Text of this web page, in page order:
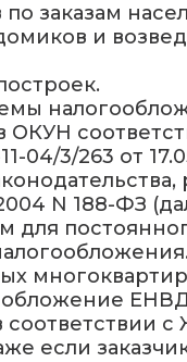
заказам
и
ОКУН
3/263 от
N 188-ФЗ
если